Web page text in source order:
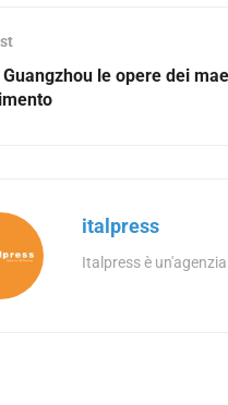
Guangzhou le opere dei
italpress
Italpress è